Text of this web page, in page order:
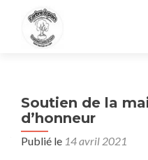
Soutien de la
d’honneur
Publié le 14 avril 2021